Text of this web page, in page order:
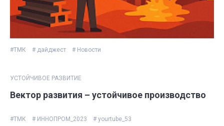
#ТМК # дайджест # Новости
УСТОЙЧИВОЕ РАЗВИТИЕ
Вектор развития – устойчивое производство
#ТМК # ИННОПРОМ_2023 # yourtube_53